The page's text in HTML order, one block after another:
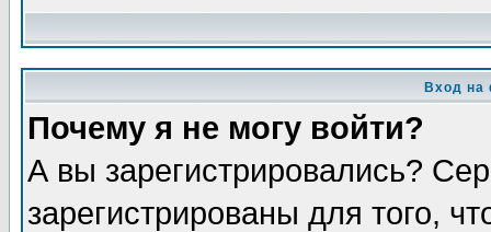
Вход на
Почему я не могу войти?
А вы зарегистрировались?
зарегистрированы для того,